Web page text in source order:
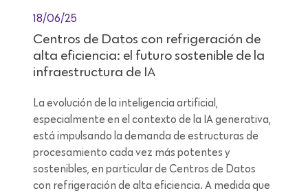
18/06/25
Centros de Datos con refrigeración de
alta eficiencia: el futuro sostenible de la
infraestructura de IA
La evolución de la inteligencia artificial,
especialmente en el contexto de la IA generativa,
está impulsando la demanda de estructuras de
procesamiento cada vez más potentes y
sostenibles, en particular de Centros de Datos
con refrigeración de alta eficiencia. A medida que